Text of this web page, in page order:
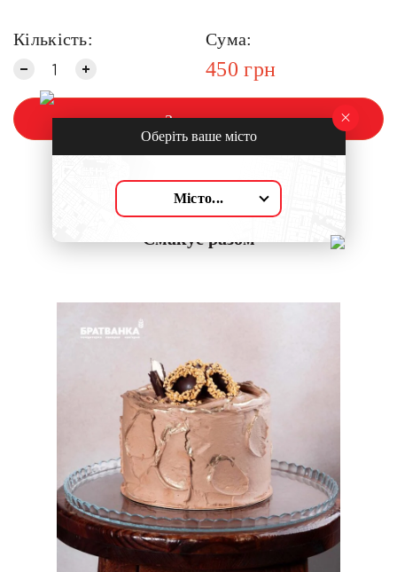
Кількість: Сума:
450 грн
Замовити
Смакує разом
Оберіть ваше місто
Місто...